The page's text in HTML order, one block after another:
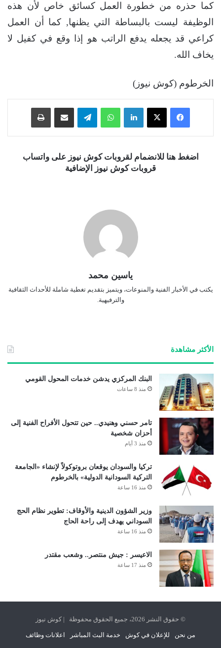
كما حذره من خطورة العمل كسائق خاص لأن هذه
الوظيفة ليست بالبساطة التي يظنها, كما أن العمل
كراعي قد يجعله يدفع الراتب هو إذا وقع في كفيل لا
يخاف الله.
الخرطوم (كوش نيوز)
فيسبوك ‫X لينكدإن واتساب تيلقرام
اضغط هنا للانضمام لقروبات كوش نيوز على واتساب
قروبات كوش نيوز الإضافية
ياسين محمد
يكتب في الأخبار الفنية والمنوعات، ويتميز بتقديم تغطية شاملة للأحداث الثقافية
والترفيهية.
الأكثر مشاهدة
البنك المركزي يدشن خدمات المحول القومي
منذ 8 ساعات
تامر حسني وهنيدي.. حين تتحول الأفراح الفنية إلى
أحزان شخصية
منذ 3 أيام
تركيا والسودان يوقعان بروتوكولاً لإنشاء «الجامعة
التركية السودانية الدولية» بالخرطوم
منذ 16 ساعة
وزير الشؤون الدينية والأوقاف: تطوير نظام الحج
السوداني يهدف إلى راحة الحاج
منذ 16 ساعة
الاعيسر : جيش منتصر.. وشعب مقتدر
منذ 17 ساعة
© حقوق النشر 2026، جميع الحقوق محفوظة | كوش نيوز
من نحن للإعلان في كوش خدمة البث المباشر اعلانات وظائف